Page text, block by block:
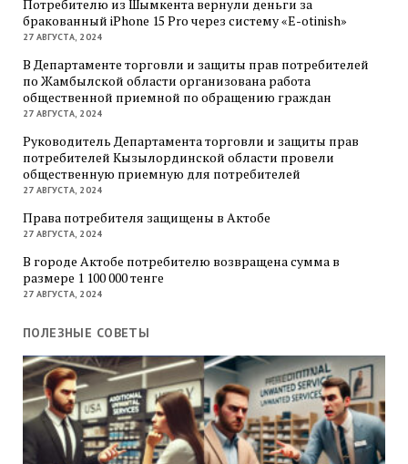
Потребителю из Шымкента вернули деньги за
бракованный iPhone 15 Pro через систему «E-otinish»
27 АВГУСТА, 2024
В Департаменте торговли и защиты прав потребителей
по Жамбылской области организована работа
общественной приемной по обращению граждан
27 АВГУСТА, 2024
Руководитель Департамента торговли и защиты прав
потребителей Кызылординской области провели
общественную приемную для потребителей
27 АВГУСТА, 2024
Права потребителя защищены в Актобе
27 АВГУСТА, 2024
В городе Актобе потребителю возвращена сумма в
размере 1 100 000 тенге
27 АВГУСТА, 2024
ПОЛЕЗНЫЕ СОВЕТЫ